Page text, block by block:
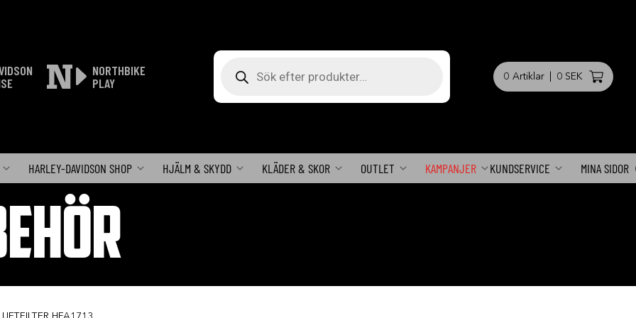
NORTHBIKE
PLAY
0 Artiklar 0 SEK
HARLEY-DAVIDSON SHOP HJÄLM & SKYDD KLÄDER & SKOR OUTLET KAMPANJER KUNDSERVICE MINA SIDOR